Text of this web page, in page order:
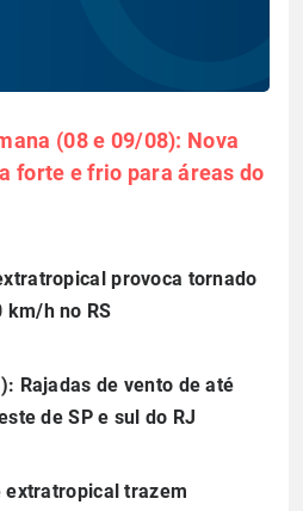
(08 e 09/08): Nova
forte e frio para áreas do
provoca tornado
km/h no RS
Rajadas de vento de até
de SP e sul do RJ
extratropical trazem